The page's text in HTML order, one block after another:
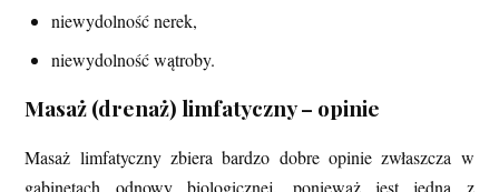
niewydolność nerek,
niewydolność wątroby.
Masaż (drenaż) limfatyczny – opinie
Masaż limfatyczny zbiera bardzo dobre opinie zwłaszcza w
gabinetach odnowy biologicznej, ponieważ jest jedną z